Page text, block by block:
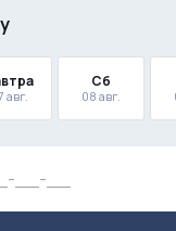
авг.
Сб
08 авг.